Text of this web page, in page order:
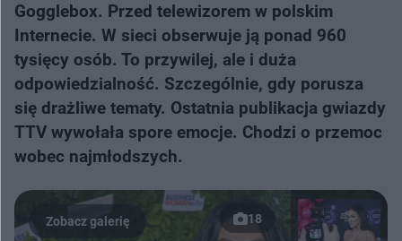
Gogglebox. Przed telewizorem w polskim
Internecie. W sieci obserwuje ją ponad 960
tysięcy osób. To przywilej, ale i duża
odpowiedzialność. Szczególnie, gdy porusza
się drażliwe tematy. Ostatnia publikacja gwiazdy
TTV wywołała spore emocje. Chodzi o przemoc
wobec najmłodszych.
18